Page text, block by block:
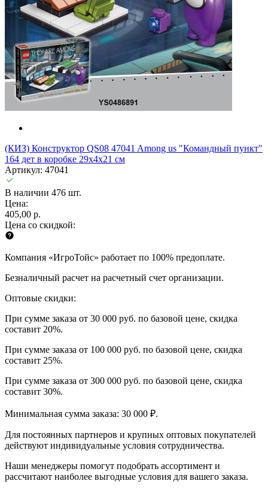
(КИЗ) Конструктор QS08 47041 Among us "Командный пункт"
164 дет в коробке 29х4х21 см
Артикул: 47041
В наличии 476 шт.
Цена:
405,00 р.
Цена со скидкой:
Компания «ИгроТойс» работает по 100% предоплате.
Безналичный расчет на расчетный счет организации.
Оптовые скидки:
При сумме заказа от 30 000 руб. по базовой цене, скидка
составит 20%.
При сумме заказа от 100 000 руб. по базовой цене, скидка
составит 25%.
При сумме заказа от 300 000 руб. по базовой цене, скидка
составит 30%.
Минимальная сумма заказа: 30 000 ₽.
Для постоянных партнеров и крупных оптовых покупателей
действуют индивидуальные условия сотрудничества.
Наши менеджеры помогут подобрать ассортимент и
рассчитают наиболее выгодные условия для вашего заказа.